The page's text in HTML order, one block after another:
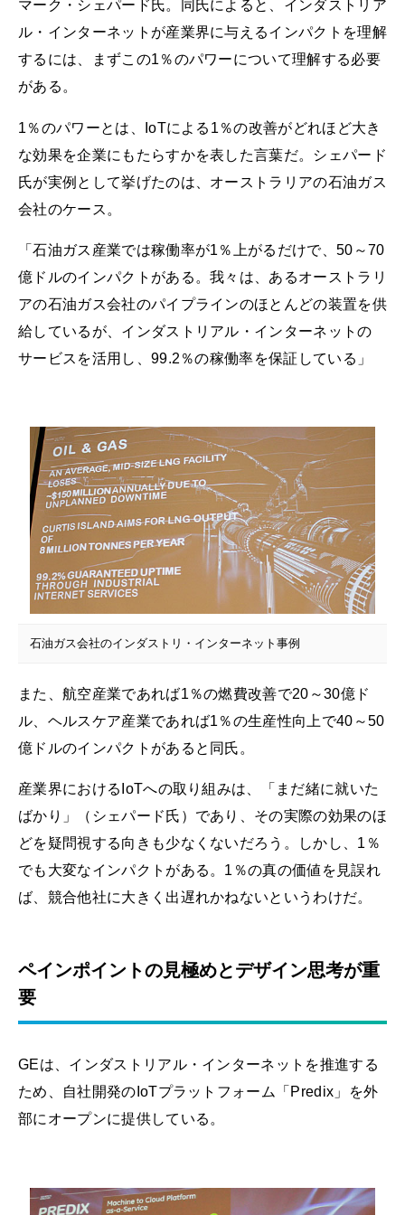
マーク・シェパード氏。同氏によると、インダストリア
ル・インターネットが産業界に与えるインパクトを理解
するには、まずこの1％のパワーについて理解する必要
がある。
1％のパワーとは、IoTによる1％の改善がどれほど大き
な効果を企業にもたらすかを表した言葉だ。シェパード
氏が実例として挙げたのは、オーストラリアの石油ガス
会社のケース。
「石油ガス産業では稼働率が1％上がるだけで、50～70
億ドルのインパクトがある。我々は、あるオーストラリ
アの石油ガス会社のパイプラインのほとんどの装置を供
給しているが、インダストリアル・インターネットの
サービスを活用し、99.2％の稼働率を保証している」
石油ガス会社のインダストリ・インターネット事例
また、航空産業であれば1％の燃費改善で20～30億ド
ル、ヘルスケア産業であれば1％の生産性向上で40～50
億ドルのインパクトがあると同氏。
産業界におけるIoTへの取り組みは、「まだ緒に就いた
ばかり」（シェパード氏）であり、その実際の効果のほ
どを疑問視する向きも少なくないだろう。しかし、1％
でも大変なインパクトがある。1％の真の価値を見誤れ
ば、競合他社に大きく出遅れかねないというわけだ。
ペインポイントの見極めとデザイン思考が重
要
GEは、インダストリアル・インターネットを推進する
ため、自社開発のIoTプラットフォーム「Predix」を外
部にオープンに提供している。